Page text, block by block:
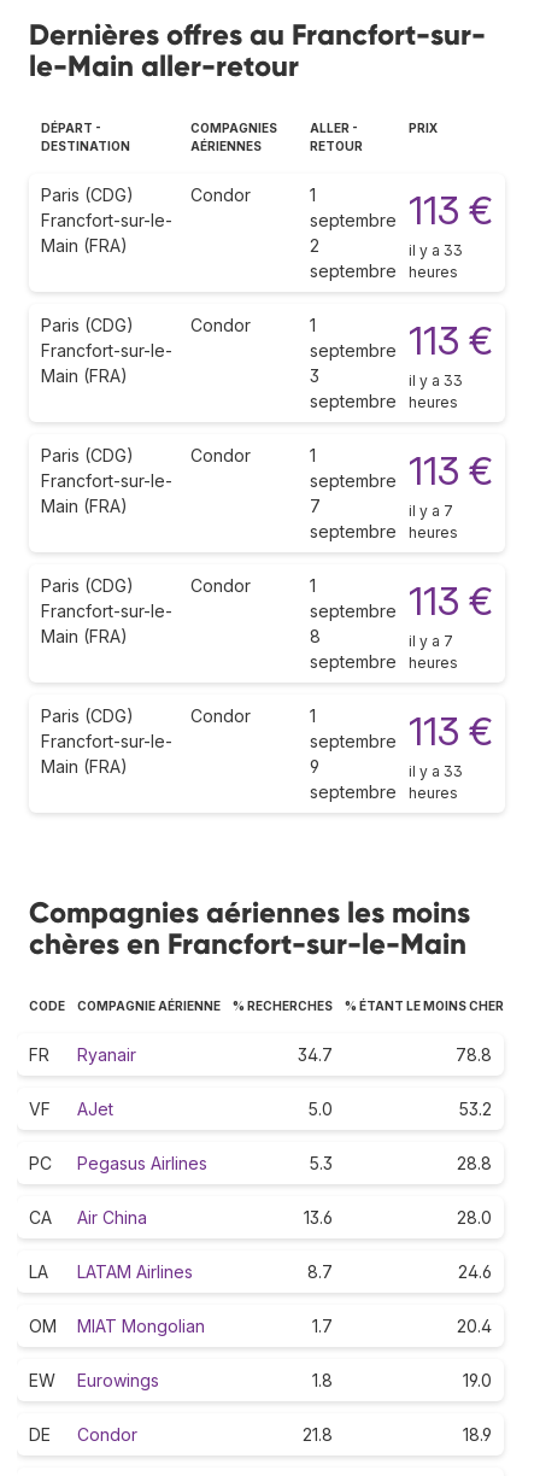
Dernières offres au Francfort-sur-
le-Main aller-retour
DÉPART -
DESTINATION
COMPAGNIES
AÉRIENNES
ALLER -
RETOUR
PRIX
Paris (CDG)
Francfort-sur-le-
Main (FRA)
Condor
1
septembre
2
septembre
113 €
il y a 33
heures
Paris (CDG)
Francfort-sur-le-
Main (FRA)
Condor
1
septembre
3
septembre
113 €
il y a 33
heures
Paris (CDG)
Francfort-sur-le-
Main (FRA)
Condor
1
septembre
7
septembre
113 €
il y a 7
heures
Paris (CDG)
Francfort-sur-le-
Main (FRA)
Condor
1
septembre
8
septembre
113 €
il y a 7
heures
Paris (CDG)
Francfort-sur-le-
Main (FRA)
Condor
1
septembre
9
septembre
113 €
il y a 33
heures
Compagnies aériennes les moins
chères en Francfort-sur-le-Main
CODE COMPAGNIE AÉRIENNE % RECHERCHES % ÉTANT LE MOINS CHER
FR Ryanair 34.7 78.8
VF AJet 5.0 53.2
PC Pegasus Airlines 5.3 28.8
CA Air China 13.6 28.0
LA LATAM Airlines 8.7 24.6
OM MIAT Mongolian 1.7 20.4
EW Eurowings 1.8 19.0
DE Condor 21.8 18.9